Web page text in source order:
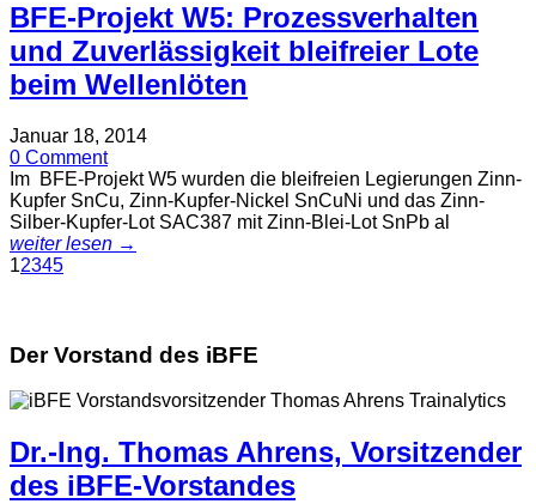
BFE-Projekt W5: Prozessverhalten
und Zuverlässigkeit bleifreier Lote
beim Wellenlöten
Januar 18, 2014
0 Comment
Im BFE-Projekt W5 wurden die bleifreien Legierungen Zinn-
Kupfer SnCu, Zinn-Kupfer-Nickel SnCuNi und das Zinn-
Silber-Kupfer-Lot SAC387 mit Zinn-Blei-Lot SnPb al
weiter lesen →
12345
Der Vorstand des iBFE
Dr.-Ing. Thomas Ahrens, Vorsitzender
des iBFE-Vorstandes